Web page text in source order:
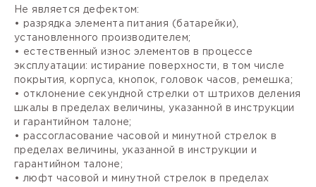
Не является дефектом:
• разрядка элемента питания (батарейки),
установленного производителем;
• естественный износ элементов в процессе
эксплуатации: истирание поверхности, в том числе
покрытия, корпуса, кнопок, головок часов, ремешка;
• отклонение секундной стрелки от штрихов деления
шкалы в пределах величины, указанной в инструкции
и гарантийном талоне;
• рассогласование часовой и минутной стрелок в
пределах величины, указанной в инструкции и
гарантийном талоне;
• люфт часовой и минутной стрелок в пределах